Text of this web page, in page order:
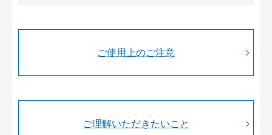
ご使用上のご注意
ご理解いただきたいこと